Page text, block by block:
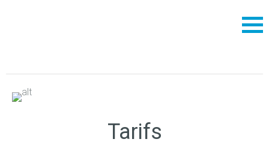
Tarifs